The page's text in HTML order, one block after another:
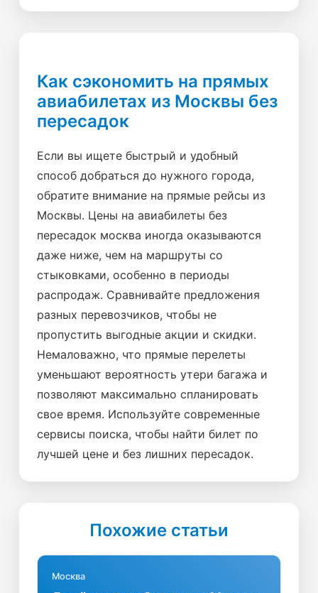
Как сэкономить на прямых
авиабилетах из Москвы без
пересадок
Если вы ищете быстрый и удобный
способ добраться до нужного города,
обратите внимание на прямые рейсы из
Москвы. Цены на авиабилеты без
пересадок москва иногда оказываются
даже ниже, чем на маршруты со
стыковками, особенно в периоды
распродаж. Сравнивайте предложения
разных перевозчиков, чтобы не
пропустить выгодные акции и скидки.
Немаловажно, что прямые перелеты
уменьшают вероятность утери багажа и
позволяют максимально спланировать
свое время. Используйте современные
сервисы поиска, чтобы найти билет по
лучшей цене и без лишних пересадок.
Похожие статьи
Москва